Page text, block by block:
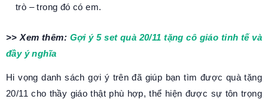
trò – trong đó có em.
>> Xem thêm: Gợi ý 5 set quà 20/11 tặng cô giáo tinh tế và
đầy ý nghĩa
Hi vọng danh sách gợi ý trên đã giúp bạn tìm được quà tặng
20/11 cho thầy giáo thật phù hợp, thể hiện được sự tôn trọng